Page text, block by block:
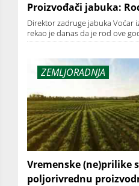
Proizvođači jabuka:
Direktor zadruge jabuka Voćar
rekao je danas da je rod ove
ZEMLJORADNJA
Vremenske (ne)prilike
poljorivrednu